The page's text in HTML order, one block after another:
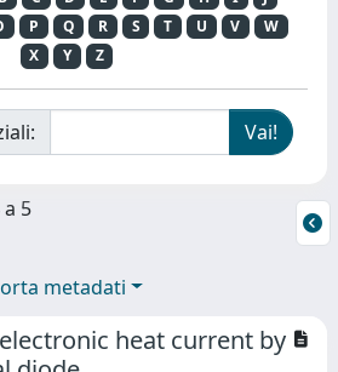
P Q R S T U V
W
X
Y Z
5
metadati
heat current by